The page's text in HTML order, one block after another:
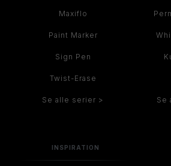
Maxiflo
Paint Marker
Sign Pen
Twist-Erase
Se alle serier > Se
INSPIRATION